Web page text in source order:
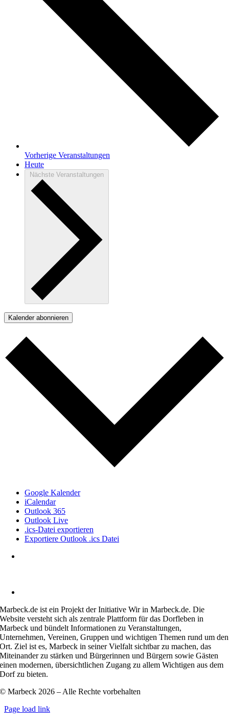
Vorherige Veranstaltungen
Heute
Nächste Veranstaltungen
Kalender abonnieren
Google Kalender
iCalendar
Outlook 365
Outlook Live
.ics-Datei exportieren
Exportiere Outlook .ics Datei
Marbeck.de ist ein Projekt der Initiative Wir in Marbeck.de. Die
Website versteht sich als zentrale Plattform für das Dorfleben in
Marbeck und bündelt Informationen zu Veranstaltungen,
Unternehmen, Vereinen, Gruppen und wichtigen Themen rund um den
Ort. Ziel ist es, Marbeck in seiner Vielfalt sichtbar zu machen, das
Miteinander zu stärken und Bürgerinnen und Bürgern sowie Gästen
einen modernen, übersichtlichen Zugang zu allem Wichtigen aus dem
Dorf zu bieten.
© Marbeck 2026 – Alle Rechte vorbehalten
Page load link